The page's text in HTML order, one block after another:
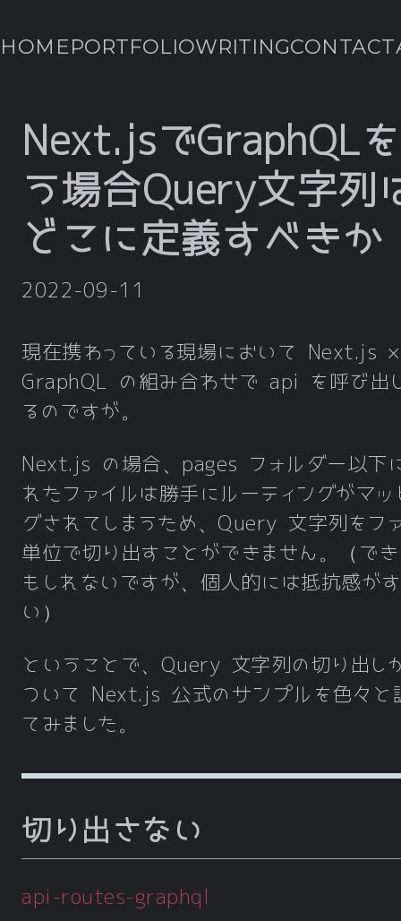
HOMEPORTFOLIOWRITINGCONTACT
Next.jsでGraphQL
う場合Query文字列
どこに定義すべきか
2022-09-11
現在携わっている現場において Next.js ×
GraphQL の組み合わせで api を呼び出
るのですが。
Next.js の場合、pages フォルダー以下
れたファイルは勝手にルーティングがマッ
グされてしまうため、Query 文字列をフ
単位で切り出すことができません。（で
もしれないですが、個人的には抵抗感が
い）
ということで、Query 文字列の切り出し
ついて Next.js 公式のサンプルを色々と
てみました。
切り出さない
api-routes-graphql